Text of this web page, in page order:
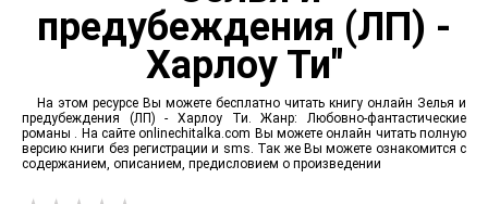
предубеждения (ЛП) -
Харлоу Ти"
На этом ресурсе Вы можете бесплатно читать книгу онлайн Зелья и
предубеждения (ЛП) - Харлоу Ти. Жанр: Любовно-фантастические
романы . На сайте onlinechitalka.com Вы можете онлайн читать полную
версию книги без регистрации и sms. Так же Вы можете ознакомится с
содержанием, описанием, предисловием о произведении